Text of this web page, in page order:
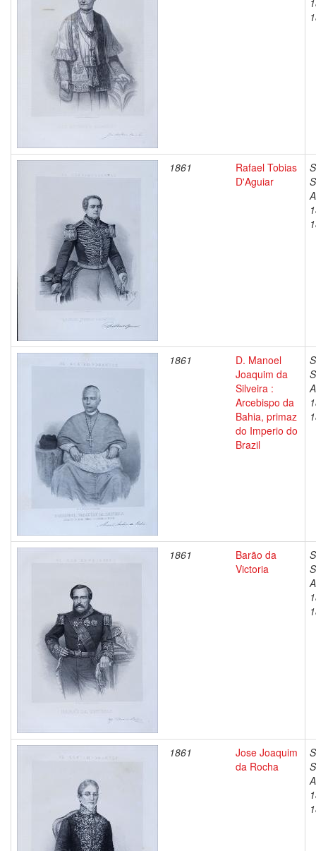
1861
Rafael Tobias
D'Aguiar
1861
D. Manoel
Joaquim da
Silveira :
Arcebispo da
Bahia, primaz
do Imperio do
Brazil
1861
Barão da
Victoria
1861
Jose Joaquim
da Rocha